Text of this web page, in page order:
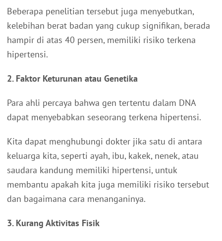
Beberapa penelitian tersebut juga menyebutkan,
kelebihan berat badan yang cukup signifikan, berada
hampir di atas 40 persen, memiliki risiko terkena
hipertensi.
2. Faktor Keturunan atau Genetika
Para ahli percaya bahwa gen tertentu dalam DNA
dapat menyebabkan seseorang terkena hipertensi.
Kita dapat menghubungi dokter jika satu di antara
keluarga kita, seperti ayah, ibu, kakek, nenek, atau
saudara kandung memiliki hipertensi, untuk
membantu apakah kita juga memiliki risiko tersebut
dan bagaimana cara menanganinya.
3. Kurang Aktivitas Fisik